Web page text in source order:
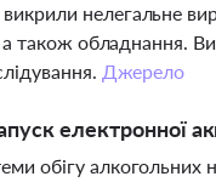
нелегальне
а також
Джерело
електронної
обігу алкогольних